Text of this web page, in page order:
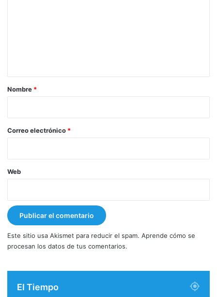
r
*
Nombre *
Correo electrónico *
Web
Este sitio usa Akismet para reducir el spam. Aprende cómo se
procesan los datos de tus comentarios.
El Tiempo